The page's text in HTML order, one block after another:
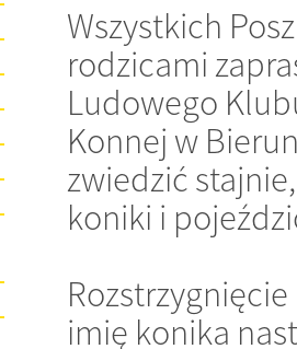
Wszystkich
rodzicami
Ludowego
Konnej w
zwiedzić
koniki i
imię konika